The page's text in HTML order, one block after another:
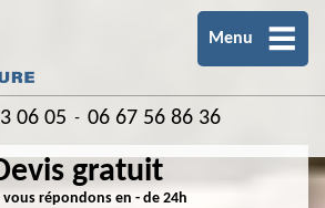
Menu
06 05 - 06 67 56 86 36
gratuit
vous répondons en - de 24h